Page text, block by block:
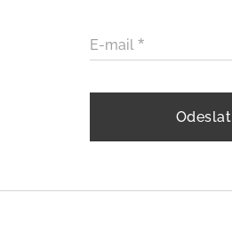
E-mail
Odeslat